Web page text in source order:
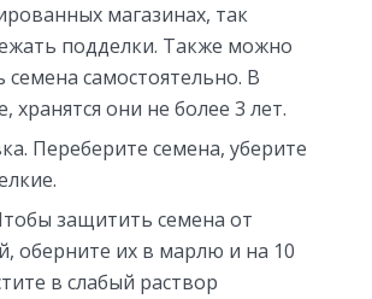
магазинах, так
подделки. Также можно
семена самостоятельно. В
хранятся они не более 3 лет.
Переберите семена, уберите
защитить семена от
оберните их в марлю и на 10
в слабый раствор